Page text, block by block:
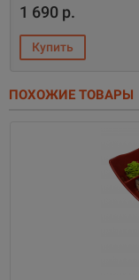
1 690 р.
ПОХОЖИЕ ТОВАРЫ